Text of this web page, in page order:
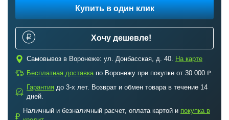
Купить в один клик
Хочу дешевле!
c Самовывоз в Воронеже: ул. Донбасская, д. 40. На карте
a Бесплатная доставкапо Воронежу при покупке от 30 000 ₽.
b
Гарантия до 3-х лет. Возврат и обмен товара в течение 14
дней.
₽
Наличный и безналичный расчет, оплата картой и покупка в